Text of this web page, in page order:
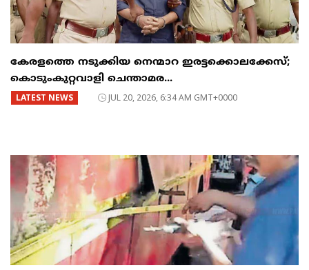
കേരളത്തെ നടുക്കിയ നെന്മാറ ഇരട്ടക്കൊലക്കേസ്;
കൊടുംകുറ്റവാളി ചെന്താമര...
LATEST NEWS JUL 20, 2026, 6:34 AM GMT+0000